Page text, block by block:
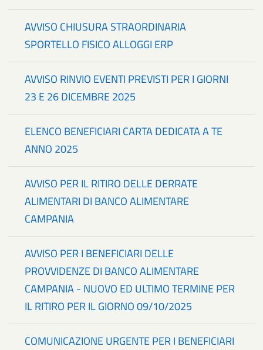
AVVISO CHIUSURA STRAORDINARIA
SPORTELLO FISICO ALLOGGI ERP
AVVISO RINVIO EVENTI PREVISTI PER I GIORNI
23 E 26 DICEMBRE 2025
ELENCO BENEFICIARI CARTA DEDICATA A TE
ANNO 2025
AVVISO PER IL RITIRO DELLE DERRATE
ALIMENTARI DI BANCO ALIMENTARE
CAMPANIA
AVVISO PER I BENEFICIARI DELLE
PROVVIDENZE DI BANCO ALIMENTARE
CAMPANIA - NUOVO ED ULTIMO TERMINE PER
IL RITIRO PER IL GIORNO 09/10/2025
COMUNICAZIONE URGENTE PER I BENEFICIARI